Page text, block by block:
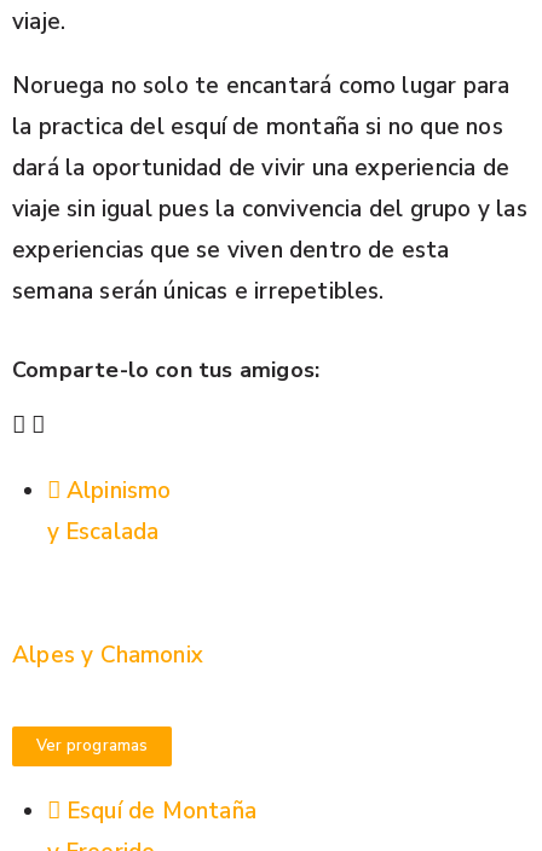
viaje.
Noruega no solo te encantará como lugar para
la practica del esquí de montaña si no que nos
dará la oportunidad de vivir una experiencia de
viaje sin igual pues la convivencia del grupo y las
experiencias que se viven dentro de esta
semana serán únicas e irrepetibles.
Comparte-lo con tus amigos:
Alpinismo
y Escalada
Alpes y Chamonix
Ver programas
Esquí de Montaña